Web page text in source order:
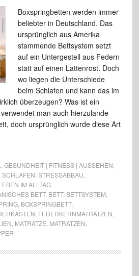
Boxspringbetten werden immer
beliebter in Deutschland. Das
ursprünglich aus Amerika
stammende Bettsystem setzt
auf ein Untergestell aus Federn
statt auf einen Lattenrost. Doch
wo liegen die Unterschiede
beim Schlafen und kann das im
überzeugen? Was ist ein
man auch hierzulande
doch ursprünglich wurde diese Art
GESUNDHEIT | FITNESS | AUSSEHEN
SCHLAFEN STRESSABBAU
IM ALLTAG
BETT, BETT, BETTSYSTEM
, BOXSPRINGBETT,
FEDERKERNMATRATZEN
MATRATZE MATRATZEN